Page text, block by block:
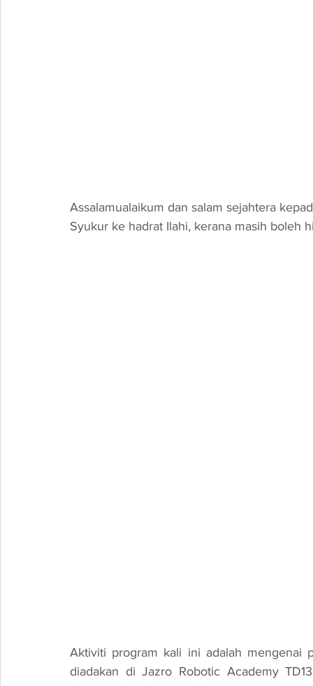
Assalamualaikum dan salam sejahtera
Syukur ke hadrat Ilahi, kerana masih boleh
Aktiviti program kali ini adalah mengenai
diadakan di Jazro Robotic Academy